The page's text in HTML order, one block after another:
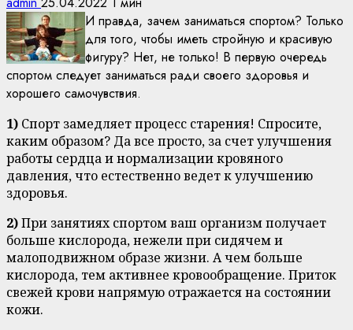
И правда, зачем заниматься спортом? Только
для того, чтобы иметь стройную и красивую
фигуру? Нет, не только! В первую очередь
спортом следует заниматься ради своего здоровья и
хорошего самочувствия.
1) Спорт замедляет процесс старения! Спросите,
каким образом? Да все просто, за счет улучшения
работы сердца и нормализации кровяного
давления, что естественно ведет к улучшению
здоровья.
2)При занятиях спортом ваш организм получает
больше кислорода, нежели при сидячем и
малоподвижном образе жизни. А чем больше
кислорода, тем активнее кровообращение. Приток
свежей крови напрямую отражается на состоянии
кожи.